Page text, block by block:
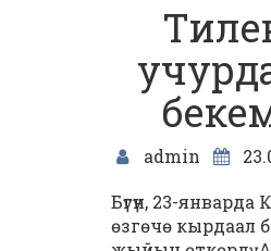
admin
Бүгүн, 23-
өзгөчө кырдаал